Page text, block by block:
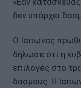
δεν υπάρχει
Ο Ιάπωνας
δήλωσε ότι η
επιλογές στο
δασμούς. Η